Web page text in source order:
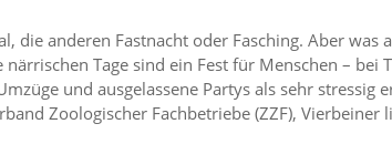
die anderen Fastnacht oder Fasching. Aber was
närrischen Tage sind ein Fest für Menschen – bei
und ausgelassene Partys als sehr stressig
Zoologischer Fachbetriebe (ZZF), Vierbeiner